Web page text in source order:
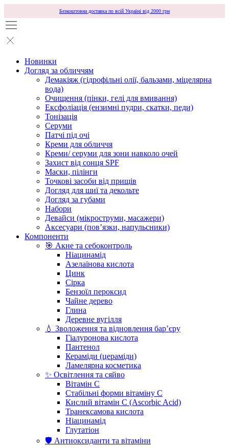
Безкоштовна доставка по всій Україні від 2000 грн
Новинки
Догляд за обличчям
Демакіяж (гідрофільні олії, бальзами, міцелярна
вода)
Очищення (пінки, гелі для вмивання)
Ексфоліація (ензимні пудри, скатки, педи)
Тонізація
Серуми
Патчі під очі
Креми для обличчя
Креми/ серуми для зони навколо очей
Захист від сонця SPF
Маски, пілінги
Точкові засоби від прищів
Догляд для шиї та декольте
Догляд за губами
Набори
Девайси (мікроструми, масажери)
Аксесуари (повʼязки, напульсники)
Компоненти
🎯 Акне та себоконтроль
Ніацинамід
Азелаїнова кислота
Цинк
Сірка
Бензоїл пероксид
Чайне дерево
Глина
Деревне вугілля
💧 Зволоження та відновлення бар’єру
Гіалуронова кислота
Пантенол
Кераміди (цераміди)
Ламелярна косметика
✨ Освітлення та сяйво
Вітамін С
Стабільні форми вітаміну С
Кислий вітамін С (Ascorbic Acid)
Транексамова кислота
Ніацинамід
Глутатіон
🛡️ Антиоксиданти та вітаміни